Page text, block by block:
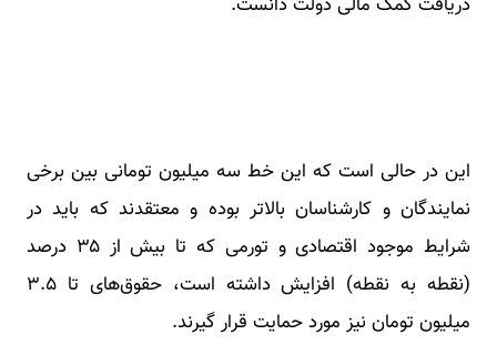
این در حالی است که این خط سه میلیون تومانی بین برخی
نمایندگان و کارشناسان بالاتر بوده و معتقدند که باید در
شرایط موجود اقتصادی و تورمی که تا بیش از ۳۵ درصد
(نقطه به نقطه) افزایش داشته است، حقوق‌های تا ۳.۵
میلیون تومان نیز مورد حمایت قرار گیرند.